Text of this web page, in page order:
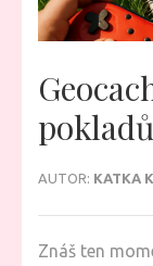
AUTOR: KATKA
Znáš ten